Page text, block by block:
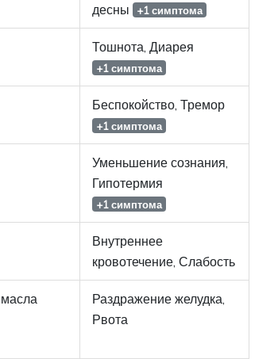
десны
+1 симптома
Тошнота, Диарея
+1 симптома
Беспокойство, Тремор
+1 симптома
Уменьшение сознания,
Гипотермия
+1 симптома
Внутреннее
кровотечение, Слабость
Раздражение желудка,
Рвота